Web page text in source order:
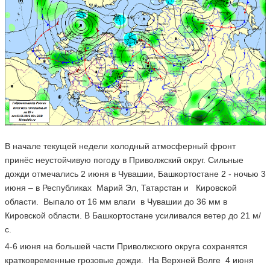
В начале текущей недели холодный атмосферный фронт
принёс неустойчивую погоду в Приволжский округ. Сильные
дожди отмечались 2 июня в Чувашии, Башкортостане 2 - ночью 3
июня – в Республиках Марий Эл, Татарстан и Кировской
области. Выпало от 16 мм влаги в Чувашии до 36 мм в
Кировской области. В Башкортостане усиливался ветер до 21 м/
с.
4-6 июня на большей части Приволжского округа сохранятся
кратковременные грозовые дожди. На Верхней Волге 4 июня